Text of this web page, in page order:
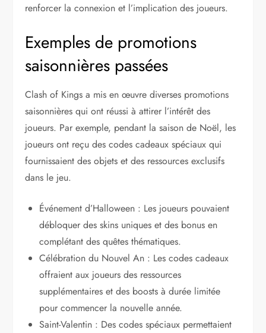
renforcer la connexion et l’implication des joueurs.
Exemples de promotions
saisonnières passées
Clash of Kings a mis en œuvre diverses promotions
saisonnières qui ont réussi à attirer l’intérêt des
joueurs. Par exemple, pendant la saison de Noël, les
joueurs ont reçu des codes cadeaux spéciaux qui
fournissaient des objets et des ressources exclusifs
dans le jeu.
Événement d’Halloween : Les joueurs pouvaient
débloquer des skins uniques et des bonus en
complétant des quêtes thématiques.
Célébration du Nouvel An : Les codes cadeaux
offraient aux joueurs des ressources
supplémentaires et des boosts à durée limitée
pour commencer la nouvelle année.
Saint-Valentin : Des codes spéciaux permettaient